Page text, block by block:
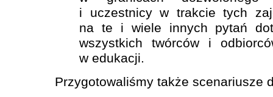
i uczestnicy w trakcie tych
na te i wiele innych pytań
wszystkich twórców i
w edukacji.
Przygotowaliśmy także scenariusze